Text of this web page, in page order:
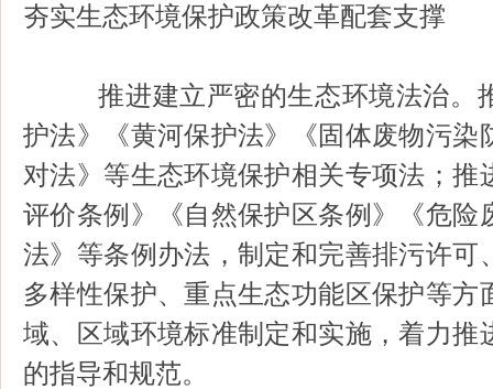
夯实生态环境保护政策改革配套支撑
推进建立严密的生态环境法治。推
护法》《黄河保护法》《固体废物污染
对法》等生态环境保护相关专项法；推
评价条例》《自然保护区条例》《危险
法》等条例办法，制定和完善排污许可
多样性保护、重点生态功能区保护等方
域、区域环境标准制定和实施，着力推
的指导和规范。